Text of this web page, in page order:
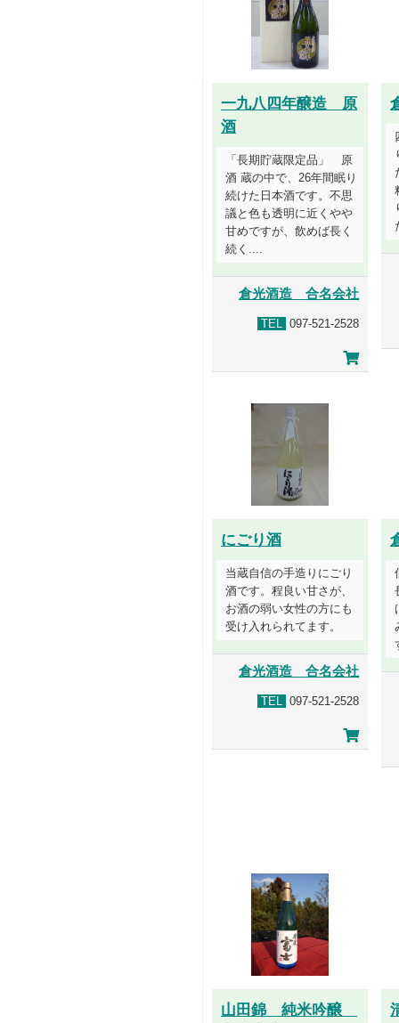
一九八四年醸造 原
酒
「長期貯蔵限定品」 原
酒 蔵の中で、26年間眠り
続けた日本酒です。不思
議と色も透明に近くやや
甘めですが、飲めば長く
続く....
倉光酒造 合名会社
TEL 097-521-2528
にごり酒
当蔵自信の手造りにごり
酒です。程良い甘さが、
お酒の弱い女性の方にも
受け入れられてます。
倉光酒造 合名会社
TEL 097-521-2528
山田錦 純米吟醸